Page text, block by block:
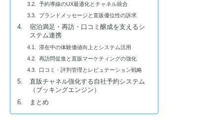
予約導線のUX最適化とチャネル統合
ブランドメッセージと直販優位性の訴求
宿泊満足・再訪・口コミ醸成を支えるシ
ステム連携
滞在中の体験価値向上とシステム活用
再訪問促進と直販マーケティングの強化
口コミ・評判管理とレピュテーション戦略
直販チャネル強化する自社予約システム
（ブッキングエンジン）
まとめ